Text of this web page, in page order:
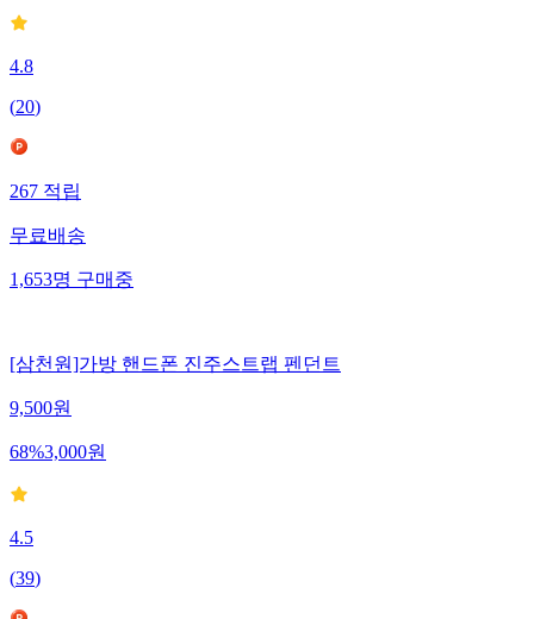
4.8
(20)
267적립
무료배송
1,653명구매중
[삼천원]가방 핸드폰 진주스트랩 펜던트
9,500원
68%3,000원
4.5
(39)